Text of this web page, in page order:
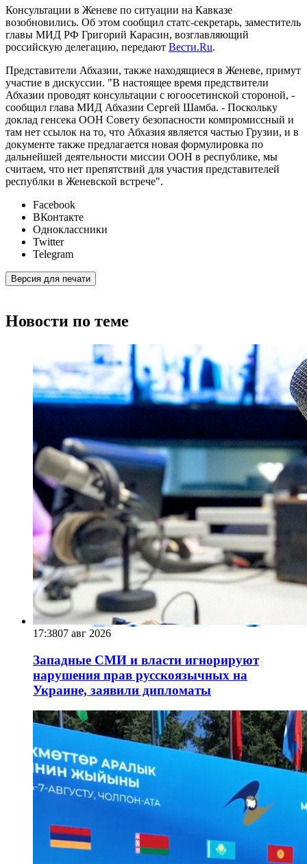
Консультации в Женеве по ситуации на Кавказе
возобновились. Об этом сообщил статс-секретарь, заместитель
главы МИД РФ Григорий Карасин, возглавляющий
российскую делегацию, передают Вести.Ru.
Представители Абхазии, также находящиеся в Женеве, примут
участие в дискуссии. "В настоящее время предствители
Абхазии проводят консультации с югоосетинской стороной, -
сообщил глава МИД Абхазии Сергей Шамба. - Поскольку
доклад генсека ООН Совету безопасности компромиссный и
там нет ссылок на то, что Абхазия является частью Грузии, и в
документе также предлагается новая формулировка по
дальнейшей деятельности миссии ООН в республике, мы
считаем, что нет препятствий для участия представителей
республки в Женевской встрече".
Facebook
ВКонтакте
Одноклассники
Twitter
Telegram
Версия для печати
Новости по теме
17:3807 авг 2026
Западные СМИ и власти игнорируют
нарушения прав русскоязычных на
Украине, заявили дипломаты